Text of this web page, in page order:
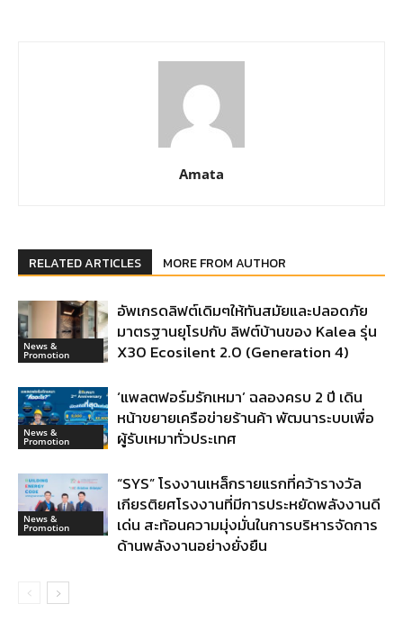
Amata
RELATED ARTICLES MORE FROM AUTHOR
News &
Promotion
อัพเกรดลิฟต์เดิมๆให้ทันสมัยและปลอดภัย
มาตรฐานยุโรปกับ ลิฟต์บ้านของ Kalea รุ่น
X30 Ecosilent 2.0 (Generation 4)
News &
Promotion
‘แพลตฟอร์มรักเหมา’ ฉลองครบ 2 ปี เดิน
หน้าขยายเครือข่ายร้านค้า พัฒนาระบบเพื่อ
ผู้รับเหมาทั่วประเทศ
News &
Promotion
“SYS” โรงงานเหล็กรายแรกที่คว้ารางวัล
เกียรติยศโรงงานที่มีการประหยัดพลังงานดี
เด่น สะท้อนความมุ่งมั่นในการบริหารจัดการ
ด้านพลังงานอย่างยั่งยืน